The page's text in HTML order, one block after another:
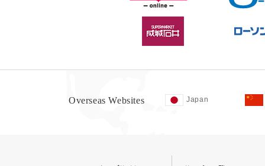
Overseas Websites Japan